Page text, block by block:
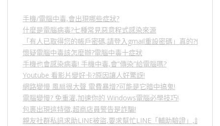
手機/電腦中毒,會出現哪些症狀?
什麼是電腦病毒?七種常見惡意程式感染來源
「有人已取得您的帳戶密碼,請登入gmail重設密碼」真的?假的?5
懷疑電腦中毒該怎麼辦?電腦中毒十症狀
手機也會感染病毒! 手機中毒,會”傳染”給電腦嗎?
Youtube 看影片變好卡?原因讓人好驚訝!
網路變慢 風扇很大聲 電費暴增?可能是它暗中搞鬼!
電腦變慢? 免重灌,加速你的 Windows電腦必學技巧!
包裹出現這特徵,超商店員警告是詐騙!
親友社群私訊求助LINE被盜,要求幫忙LINE「輔助驗證」,詐騙